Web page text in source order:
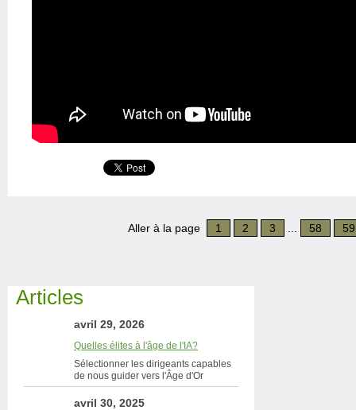
Aller à la page 1 2 3 58 59
Articles
avril 29, 2026
Quelles élites à l'âge de l'IA?
Sélectionner les dirigeants capables
de nous guider vers l'Âge d'Or
avril 30, 2025